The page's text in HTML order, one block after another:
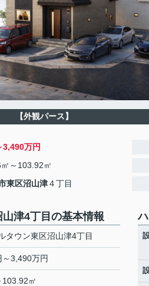
【外観パース】
3,490万円
～103.92㎡
東区沼山津４丁目
津4丁目の基本情報
タウン東区沼山津4丁目
3,490万円
㎡